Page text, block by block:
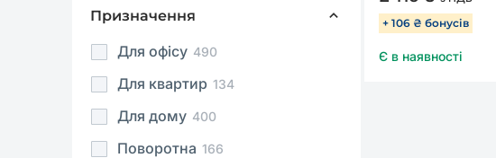
Призначення
Для офісу 490
Для квартир 134
Для дому 400
Поворотна 166
+ 106 ₴ бонусів
Є в наявності